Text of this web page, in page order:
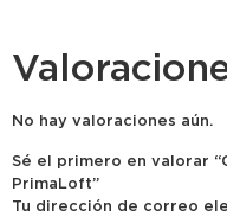
No hay valoraciones aún.
Sé el primero en valorar
PrimaLoft”
Tu dirección de correo